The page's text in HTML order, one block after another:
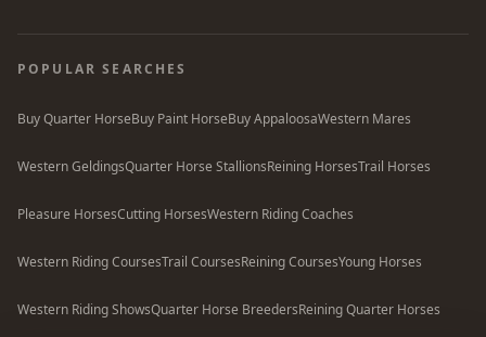
POPULAR SEARCHES
Buy Quarter HorseBuy Paint HorseBuy AppaloosaWestern Mares
Western GeldingsQuarter Horse StallionsReining HorsesTrail Horses
Pleasure HorsesCutting HorsesWestern Riding Coaches
Western Riding CoursesTrail CoursesReining CoursesYoung Horses
Western Riding ShowsQuarter Horse BreedersReining Quarter Horses